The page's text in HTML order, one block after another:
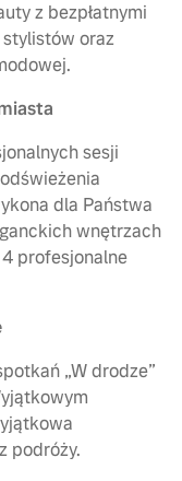
z bezpłatnymi
oraz
sesji
dla Państwa
wnętrzach
profesjonalne
„W drodze”
podróży.